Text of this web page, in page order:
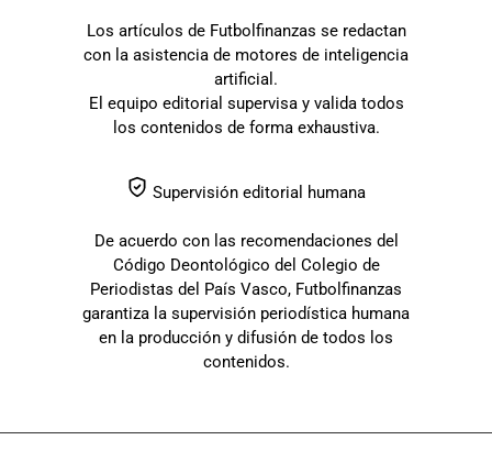
Los artículos de Futbolfinanzas se redactan
con la asistencia de motores de inteligencia
artificial.
El equipo editorial supervisa y valida todos
los contenidos de forma exhaustiva.
Supervisión editorial humana
De acuerdo con las recomendaciones del
Código Deontológico del Colegio de
Periodistas del País Vasco, Futbolfinanzas
garantiza la supervisión periodística humana
en la producción y difusión de todos los
contenidos.